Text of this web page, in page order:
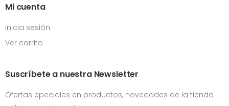
Mi cuenta
Inicia sesión
Ver carrito
Suscríbete a nuestra Newsletter
Ofertas epeciales en productos, novedades de la tienda